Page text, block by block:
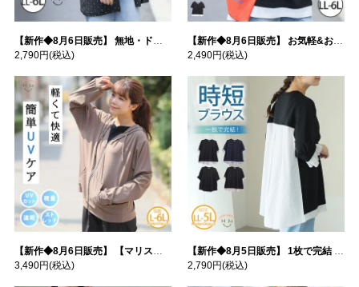
【新作◆8月6日販売】 無地・ドット柄から選べる 忍ばせ 活躍 シアー カーデ | 大きいサイズの通販ならハッピーマリリン
2,790円(税込)
【新作◆8月6日販売】 お気軽&お手軽 選べるデザイン 接触冷感 レイヤード風 コットン トップス | 大きいサイズの通販ならハッピーマリリン
2,490円(税込)
【新作◆8月6日販売】 【マリスポーツ】 運動初心者さんのための フード付き パーカー | 大きいサイズの通販ならハッピーマリリン
3,490円(税込)
【新作◆8月5日販売】 1枚で完結 袖口＆バック フハク使い トップス | 大きいサイズの通販ならハッピーマリリン
2,790円(税込)